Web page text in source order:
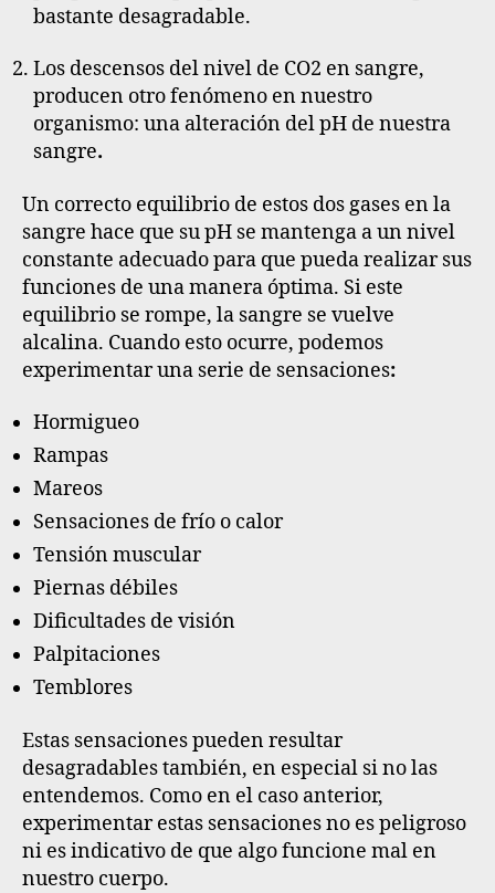
bastante desagradable.
Los descensos del nivel de CO2 en sangre,
producen otro fenómeno en nuestro
organismo: una alteración del pH de nuestra
sangre.
Un correcto equilibrio de estos dos gases en la
sangre hace que su pH se mantenga a un nivel
constante adecuado para que pueda realizar sus
funciones de una manera óptima. Si este
equilibrio se rompe, la sangre se vuelve
alcalina. Cuando esto ocurre, podemos
experimentar una serie de sensaciones:
Hormigueo
Rampas
Mareos
Sensaciones de frío o calor
Tensión muscular
Piernas débiles
Dificultades de visión
Palpitaciones
Temblores
Estas sensaciones pueden resultar
desagradables también, en especial si no las
entendemos. Como en el caso anterior,
experimentar estas sensaciones no es peligroso
ni es indicativo de que algo funcione mal en
nuestro cuerpo.